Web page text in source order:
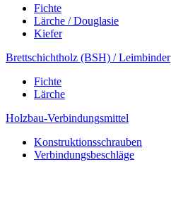
Fichte
Lärche / Douglasie
Kiefer
Brettschichtholz (BSH) / Leimbinder
Fichte
Lärche
Holzbau-Verbindungsmittel
Konstruktionsschrauben
Verbindungsbeschläge